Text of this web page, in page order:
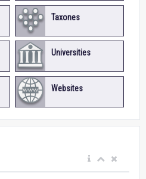
Taxones
Universities
Websites